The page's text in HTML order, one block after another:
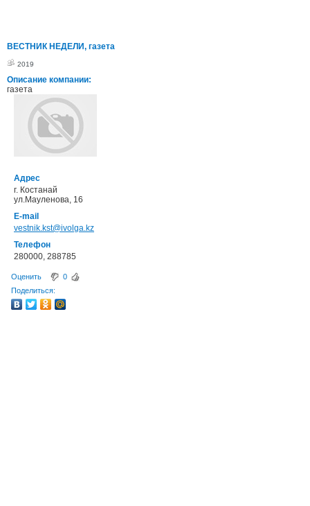
ВЕСТНИК НЕДЕЛИ, газета
2019
Описание компании:
газета
Адрес
г. Костанай
ул.Мауленова, 16
E-mail
vestnik.kst@ivolga.kz
Телефон
280000, 288785
Оценить
0
Поделиться: